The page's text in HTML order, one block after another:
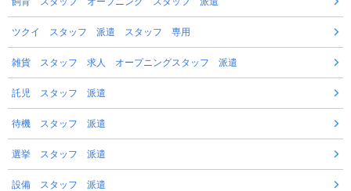
ツクイ スタッフ 派遣 スタッフ 専用
雑貨 スタッフ 求人 オープニングスタッフ 派遣
託児 スタッフ 派遣
待機 スタッフ 派遣
選挙 スタッフ 派遣
設備 スタッフ 派遣